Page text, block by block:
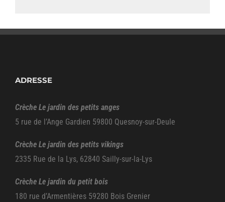
ADRESSE
Crèche Le jardin des petits anges
5 rue de l’Ange Gardien 59800 Quesnoy-sur-Deule
Crèche Le jardin des petits vikings
2335 Rue de la Lys, 62840 Sailly-sur-la-Lys
Crèche Le jardin du petit bois
180 rue d’Armentières 59280 Bois Grenier